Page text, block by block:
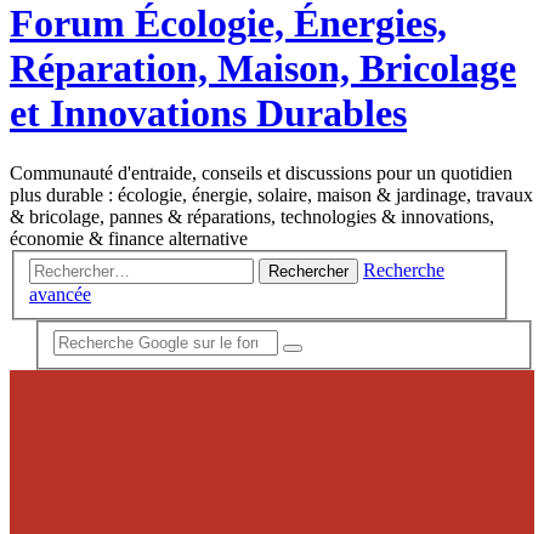
Forum Écologie, Énergies,
Réparation, Maison, Bricolage
et Innovations Durables
Communauté d'entraide, conseils et discussions pour un quotidien
plus durable : écologie, énergie, solaire, maison & jardinage, travaux
& bricolage, pannes & réparations, technologies & innovations,
économie & finance alternative
Rechercher
Recherche
avancée